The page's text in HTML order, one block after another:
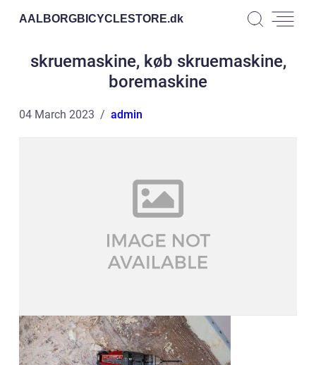
AALBORGBICYCLESTORE.dk
skruemaskine, køb skruemaskine,
boremaskine
04 March 2023 admin